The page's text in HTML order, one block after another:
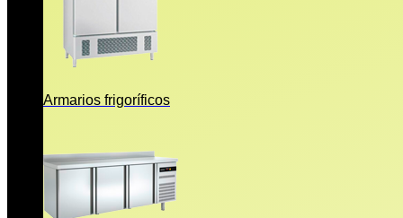
Armarios frigoríficos